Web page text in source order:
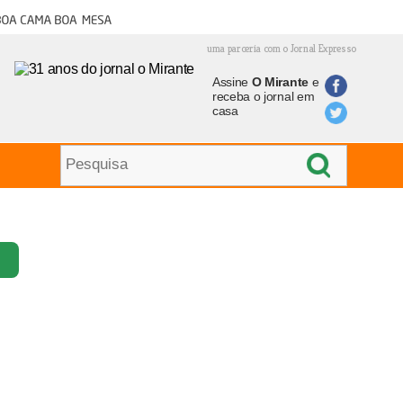
cama boa mesa
uma parceria com o Jornal Expresso
Assine O Mirantee
receba o jornal em
casa